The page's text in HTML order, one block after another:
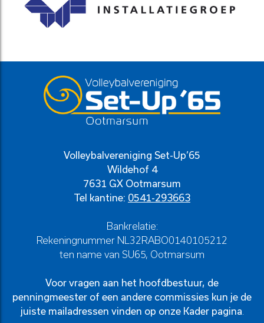
Volleybalvereniging Set-Up’65
Wildehof 4
7631 GX Ootmarsum
Tel kantine: 0541-293663
Bankrelatie:
Rekeningnummer NL32RABO0140105212
ten name van SU65, Ootmarsum
Voor vragen aan het hoofdbestuur, de
penningmeester of een andere commissies kun je de
juiste mailadressen vinden op onze Kader pagina